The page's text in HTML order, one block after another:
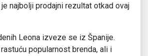
najbolji prodajni rezultat otkad ovaj
Leona izveze se iz Španije.
rastuću popularnost brenda, ali i